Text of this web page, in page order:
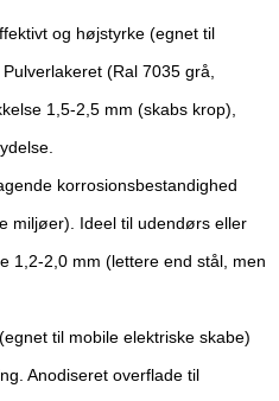
og højstyrke (egnet til
(Ral 7035 grå,
1,5-2,5 mm (skabs krop),
korrosionsbestandighed
miljøer). Ideel til udendørs eller
1,2-2,0 mm (lettere end stål, men
til mobile elektriske skabe)
Anodiseret overflade til